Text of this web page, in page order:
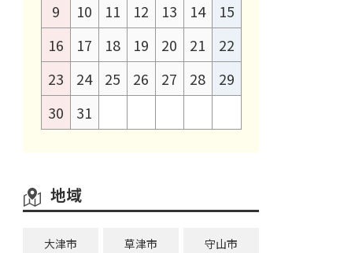
9
10 11 12 13 14
15
16
17 18 19 20 21
22
23
24 25 26 27 28
29
30
31
地域
大津市 草津市 守山市